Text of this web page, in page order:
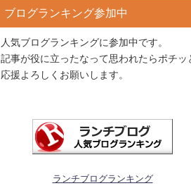
ブログランキング参加中
人気ブログランキングに参加中です。
記事が役に立ったなって思われたらポチッ
応援よろしくお願いします。
ランチブログランキング